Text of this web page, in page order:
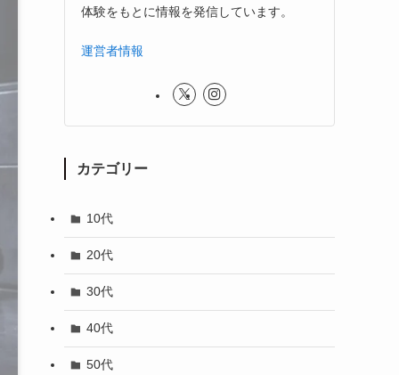
体験をもとに情報を発信しています。
運営者情報
カテゴリー
10代
20代
30代
40代
50代